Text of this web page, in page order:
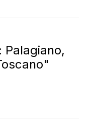
Palagiano,